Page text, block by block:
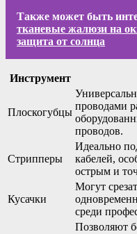
Также может быть
тканевые жалюзи на
защита от солнца
Инструмент
Плоскогубцы
проводами
проводов.
Стрипперы
Идеально
кабелей,
острым и
Кусачки
Могут
среди
Позволяют